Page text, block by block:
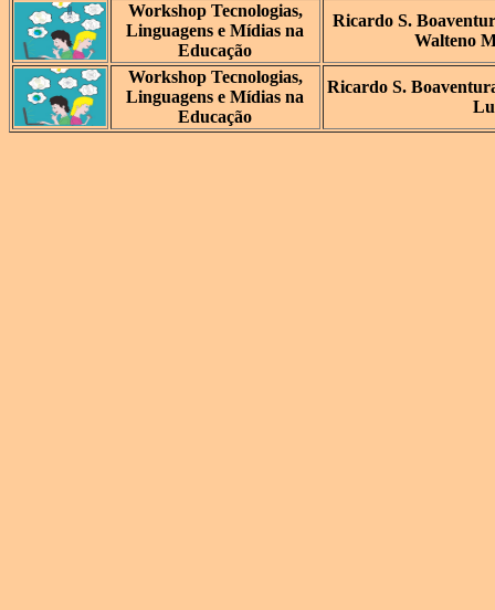
Workshop Tecnologias,
Linguagens e Mídias na
Educação
Ricardo S.
Walteno
Workshop Tecnologias,
Linguagens e Mídias na
Educação
Ricardo S.